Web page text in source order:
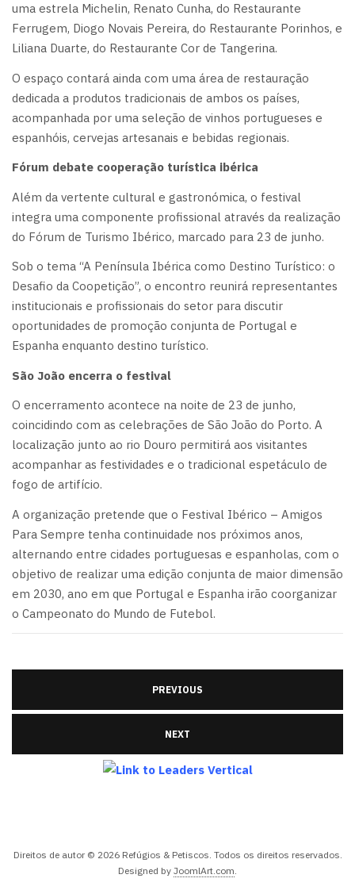
uma estrela Michelin, Renato Cunha, do Restaurante
Ferrugem, Diogo Novais Pereira, do Restaurante Porinhos, e
Liliana Duarte, do Restaurante Cor de Tangerina.
O espaço contará ainda com uma área de restauração
dedicada a produtos tradicionais de ambos os países,
acompanhada por uma seleção de vinhos portugueses e
espanhóis, cervejas artesanais e bebidas regionais.
Fórum debate cooperação turística ibérica
Além da vertente cultural e gastronómica, o festival
integra uma componente profissional através da realização
do Fórum de Turismo Ibérico, marcado para 23 de junho.
Sob o tema “A Península Ibérica como Destino Turístico: o
Desafio da Coopetição”, o encontro reunirá representantes
institucionais e profissionais do setor para discutir
oportunidades de promoção conjunta de Portugal e
Espanha enquanto destino turístico.
São João encerra o festival
O encerramento acontece na noite de 23 de junho,
coincidindo com as celebrações de São João do Porto. A
localização junto ao rio Douro permitirá aos visitantes
acompanhar as festividades e o tradicional espetáculo de
fogo de artifício.
A organização pretende que o Festival Ibérico – Amigos
Para Sempre tenha continuidade nos próximos anos,
alternando entre cidades portuguesas e espanholas, com o
objetivo de realizar uma edição conjunta de maior dimensão
em 2030, ano em que Portugal e Espanha irão coorganizar
o Campeonato do Mundo de Futebol.
PREVIOUS
NEXT
Direitos de autor © 2026 Refúgios & Petiscos. Todos os direitos reservados.
Designed by JoomlArt.com